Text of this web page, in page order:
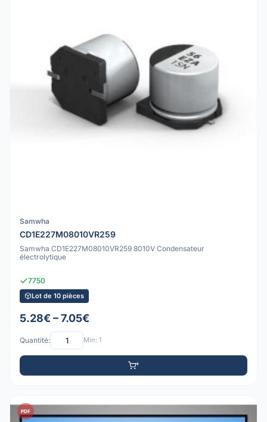
Samwha
CD1E227M08010VR259
Samwha CD1E227M08010VR259 8010V Condensateur
électrolytique
7750
Lot de 10 pièces
5.28€ – 7.05€
Quantité: Min: 1
PDF